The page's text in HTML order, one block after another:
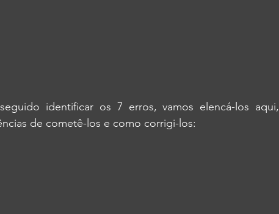
identificar os 7 erros, vamos elencá-los aqui,
de cometê-los e como corrigi-los: